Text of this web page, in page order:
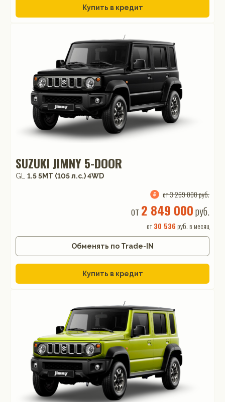
Купить в кредит
SUZUKI JIMNY 5-DOOR
GL 1.5 5MT (105 л.с.) 4WD
от 3 269 000 руб.
от 2 849 000руб.
от30 536 руб. в месяц
Обменять по Trade-IN
Купить в кредит